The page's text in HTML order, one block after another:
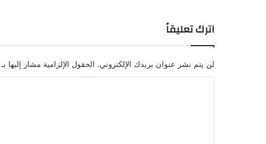
اترك تعليقاً
لن يتم نشر عنوان بريدك الإلكتروني. الحقول الإلزامية مشار إليها بـ